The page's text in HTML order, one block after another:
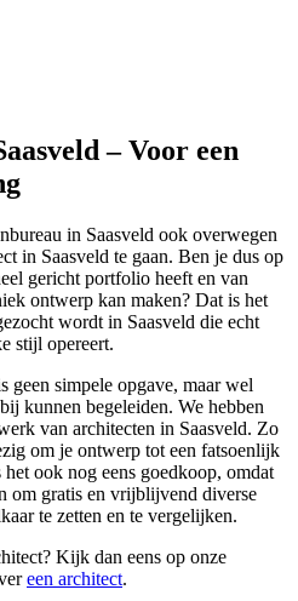
– Voor een
in Saasveld ook overwegen
in Saasveld te gaan. Ben je dus op
gericht portfolio heeft en van
ontwerp kan maken? Dat is het
wordt in Saasveld die echt
stijl opereert.
geen simpele opgave, maar wel
kunnen begeleiden. We hebben
van architecten in Saasveld. Zo
om je ontwerp tot een fatsoenlijk
ook nog eens goedkoop, omdat
om gratis en vrijblijvend diverse
te zetten en te vergelijken.
Kijk dan eens op onze
een architect.